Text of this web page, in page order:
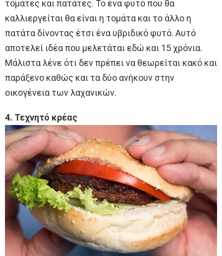
τομάτες και πατάτες. Το ένα φυτό που θα
καλλιεργείται θα είναι η τομάτα και το άλλο η
πατάτα δίνοντας έτσι ένα υβριδικό φυτό. Αυτό
αποτελεί ιδέα που μελετάται εδώ και 15 χρόνια.
Μάλιστα λένε ότι δεν πρέπει να θεωρείται κακό και
παράξενο καθώς και τα δύο ανήκουν στην
οικογένεια των λαχανικών.
4. Τεχνητό κρέας